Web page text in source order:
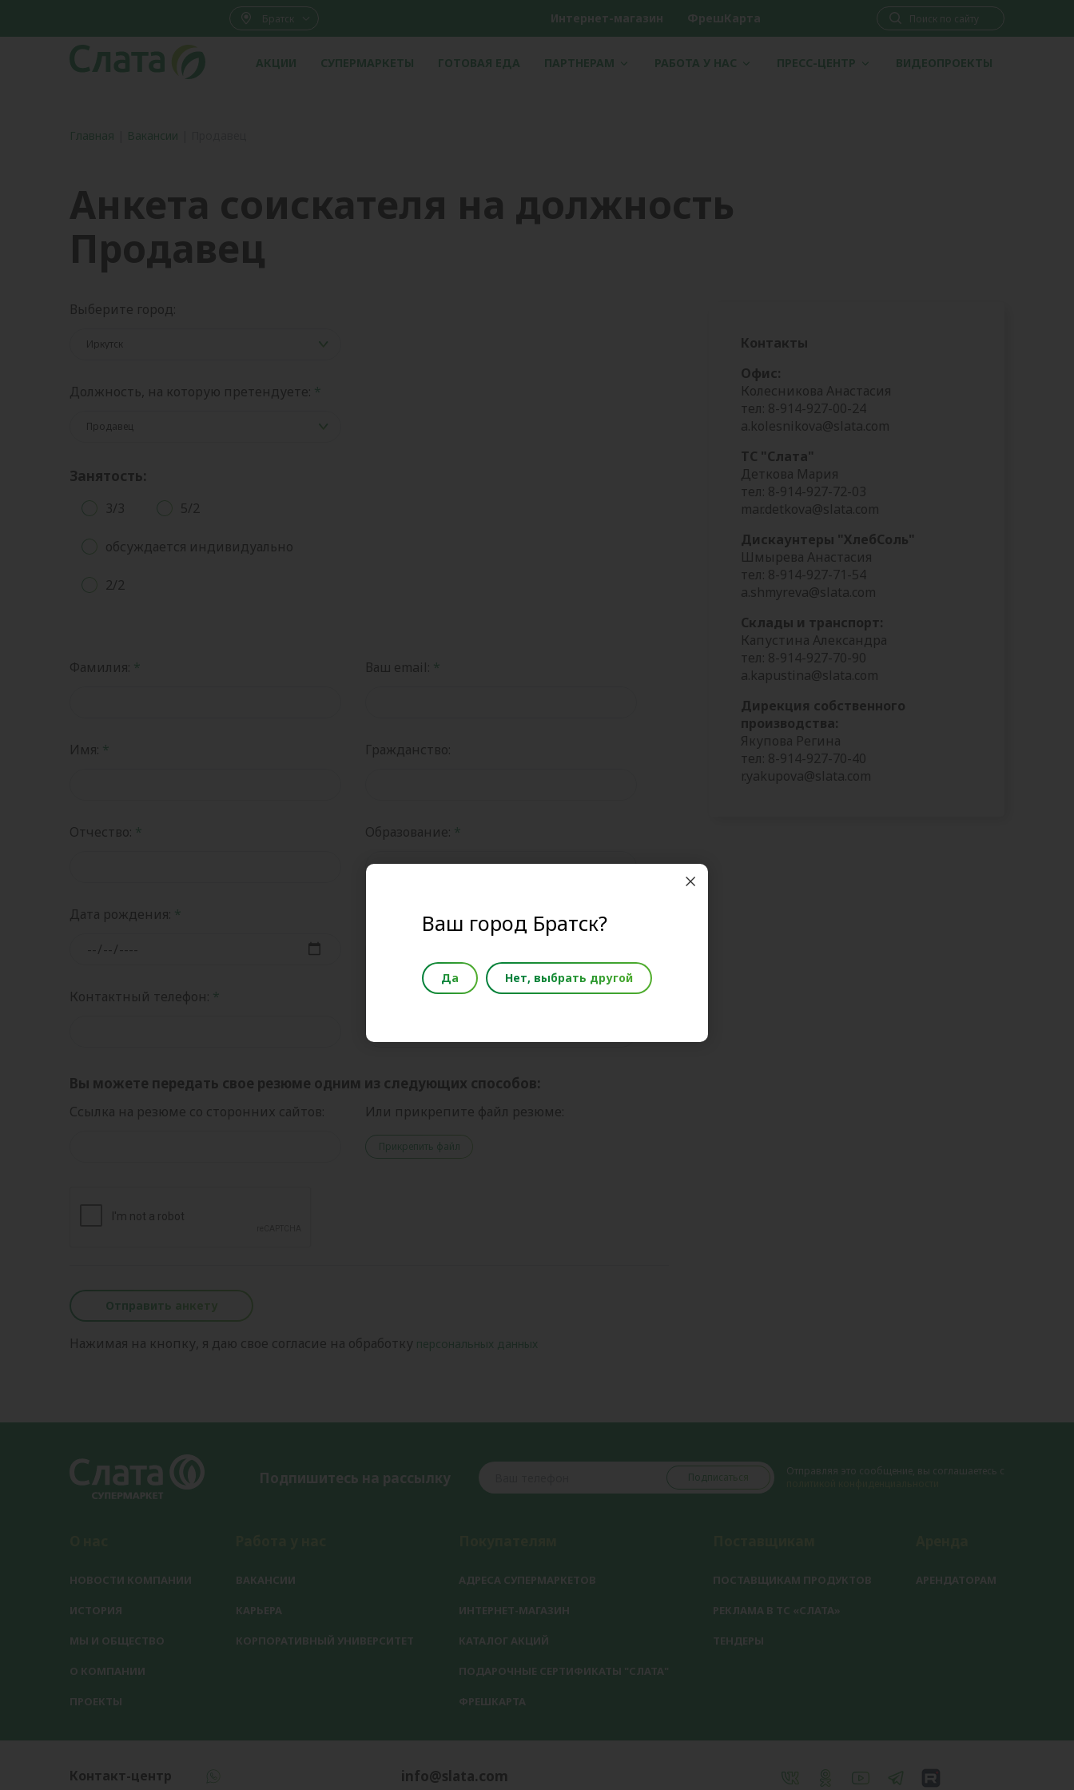
Братск Интернет-магазин ФрешКарта
АКЦИИ СУПЕРМАРКЕТЫ ГОТОВАЯ ЕДА ПАРТНЕРАМ РАБОТА У НАС ПРЕСС-ЦЕНТР ВИДЕОПРОЕКТЫ
Главная Вакансии
Анкета соискателя на должность
Продавец
Выберите город:
Должность, на которую претендуете:
Занятость:
3/3 5/2
обсуждается индивидуально
2/2
Фамилия:
Имя:
Отчество:
Дата рождения:
Контактный телефон:
Ваш email:
Гражданство:
Образование:
Ваш комментарий:
Вы можете передать свое резюме одним из следующих способов:
Ссылка на резюме со сторонних сайтов: Или прикрепите файл резюме:
Прикрепить файл
Отправить анкету
Нажимая на кнопку, я даю свое согласие на обработку персональных данных
Контакты
Офис:
Колесникова Анастасия
тел: 8-914-927-00-24
a.kolesnikova@slata.com
ТС "Слата"
Деткова Мария
тел: 8-914-927-72-03
mar.detkova@slata.com
Дискаунтеры "ХлебСоль"
Шмырева Анастасия
тел: 8-914-927-71-54
a.shmyreva@slata.com
Склады и транспорт:
Капустина Александра
тел: 8-914-927-70-90
a.kapustina@slata.com
Дирекция собственного
производства:
Якупова Регина
тел: 8-914-927-70-40
r.yakupova@slata.com
Подпишитесь на рассылку Подписаться
Отправляя это сообщение, вы соглашаетесь с
НОВОСТИ КОМПАНИИ
ИСТОРИЯ
МЫ И ОБЩЕСТВО
О КОМПАНИИ
ПРОЕКТЫ
ВАКАНСИИ
КАРЬЕРА
КОРПОРАТИВНЫЙ УНИВЕРСИТЕТ
АДРЕСА СУПЕРМАРКЕТОВ
ИНТЕРНЕТ-МАГАЗИН
КАТАЛОГ АКЦИЙ
ПОДАРОЧНЫЕ СЕРТИФИКАТЫ "СЛАТА"
ФРЕШКАРТА
ПОСТАВЩИКАМ ПРОДУКТОВ
РЕКЛАМА В ТС «СЛАТА»
ТЕНДЕРЫ
АРЕНДАТОРАМ
Контакт-центр info@slata.com
Ваш город Братск?
Да Нет, выбрать другой